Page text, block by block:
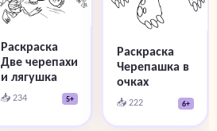
Раскраска
Две черепахи
и лягушка
📥 234 5+
Раскраска
Черепашка в
очках
📥 222 6+